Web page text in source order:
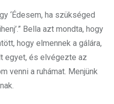
‘Édesem, ha szükséged
Bella azt mondta, hogy
hogy elmennek a gálára,
egyet, és elvégezte az
venni a ruhámat. Menjünk